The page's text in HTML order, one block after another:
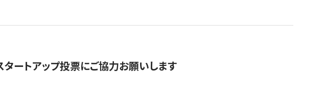
ートアップ投票にご協力お願いします